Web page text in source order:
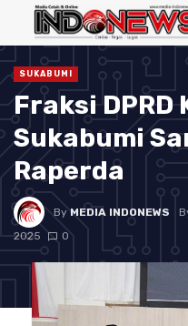
SUKABUMI
Fraksi DPRD
Sukabumi
Raperda
ByMEDIA INDONEWS
2025
0